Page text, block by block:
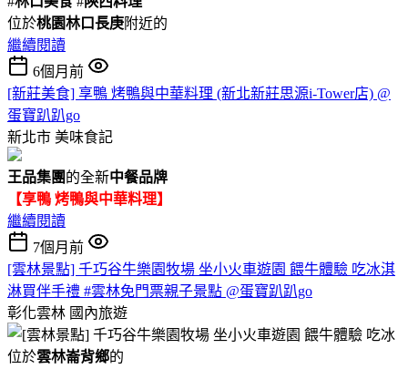
位於桃園林口長庚附近的
繼續閱讀
6個月前
[新莊美食] 享鴨 烤鴨與中華料理 (新北新莊思源i-Tower店) @
蛋寶趴趴go
新北市 美味食記
王品集團的全新中餐品牌
【享鴨 烤鴨與中華料理】
繼續閱讀
7個月前
[雲林景點] 千巧谷牛樂園牧場 坐小火車遊園 餵牛體驗 吃冰淇
淋買伴手禮 #雲林免門票親子景點 @蛋寶趴趴go
彰化雲林 國內旅遊
位於雲林崙背鄉的